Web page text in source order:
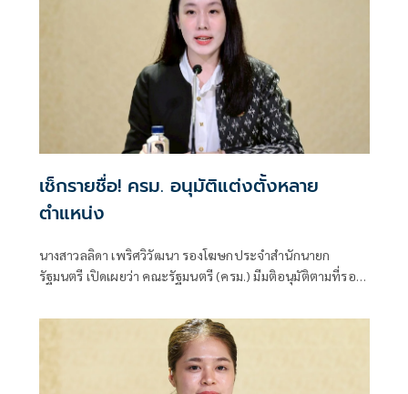
เช็กรายชื่อ! ครม. อนุมัติแต่งตั้งหลาย
ตำแหน่ง
นางสาวลลิดา เพริศวิวัฒนา รองโฆษกประจำสำนักนายก
รัฐมนตรี เปิดเผยว่า คณะรัฐมนตรี (ครม.) มีมติอนุมัติตามที่รอง
สั่ง และปฏิบัติราชการแทนนายกรัฐมนตรีในส่วนของสำนักงาน
คณะกรรมการนโยบายที่ดิน